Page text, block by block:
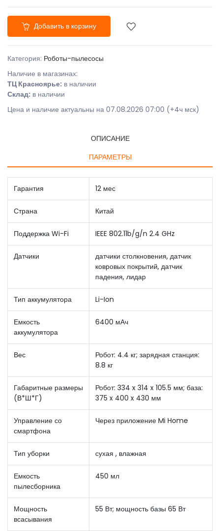
Добавить в корзину
Категория: Роботы-пылесосы
Наличие в магазинах:
ТЦ Красноярье: в наличии
Склад: в наличии
Цена и наличие актуальны на 07.08.2026 07:00 (+4ч мск)
ОПИСАНИЕ
ПАРАМЕТРЫ
Гарантия 12 мес
Страна Китай
Поддержка Wi-Fi IEEE 802.11b/g/n 2.4 GHz
Датчики
датчики столкновения, датчик
ковровых покрытий, датчик
падения, лидар
Тип аккумулятора Li-Ion
Емкость
аккумулятора
6400 мАч
Вес
Робот: 4.4 кг; зарядная станция:
8.8 кг
Габаритные размеры
(В*Ш*Г)
Робот: 334 x 314 x 105.5 мм; база:
375 x 400 x 430 мм
Управление со
смартфона
Через приложение Mi Home
Тип уборки сухая , влажная
Емкость
пылесборника
450 мл
Мощность
всасывания
55 Вт; мощность базы 65 Вт